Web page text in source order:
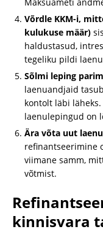
Võrdle KKM-i,
kulukuse määr)
haldustasud,
tegeliku pildi
Sõlmi leping
laenuandjaid
kontolt läbi
laenulepingud on
Ära võta uut
refinantseerimine
viimane samm,
võtmist.
kinnisvara